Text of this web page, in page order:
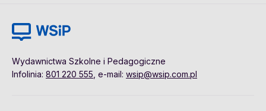
Wydawnictwa Szkolne i Pedagogiczne
Infolinia: 801 220 555 , e-mail: wsip@wsip.com.pl